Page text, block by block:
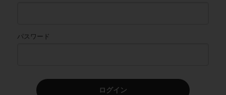
パスワード
ログイン